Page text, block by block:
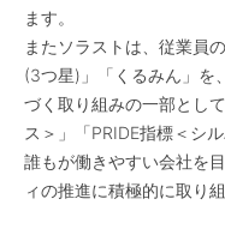
ます。
またソラストは、従業員
(3つ星)」「くるみん」を
づく取り組みの一部とし
ス＞」「PRIDE指標＜シ
誰もが働きやすい会社を
ィの推進に積極的に取り